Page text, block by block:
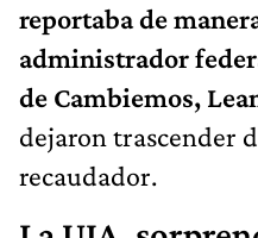
reportaba de
administrador
de Cambiemos,
dejaron trascender
recaudador.